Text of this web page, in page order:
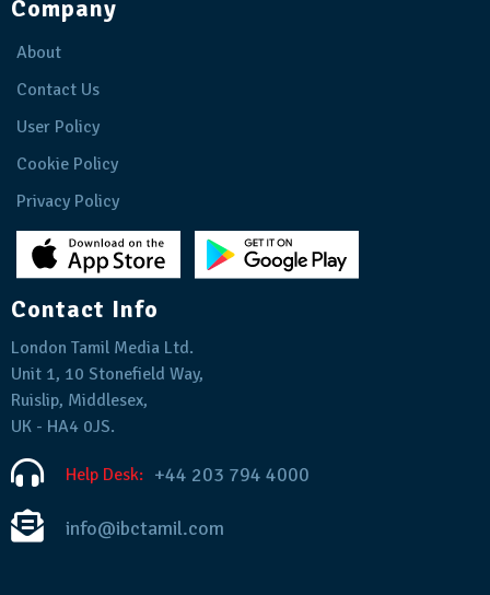
Company
About
Contact Us
User Policy
Cookie Policy
Privacy Policy
Contact Info
London Tamil Media Ltd.
Unit 1, 10 Stonefield Way,
Ruislip, Middlesex,
UK - HA4 0JS.
Help Desk: +44 203 794 4000
info@ibctamil.com